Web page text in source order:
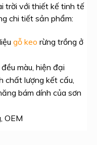
trời với thiết kế tinh tế
chi tiết sản phẩm:
gỗ keo rừng trồng ở
màu, hiện đại
chất lượng kết cấu,
bám dính của sơn
OEM